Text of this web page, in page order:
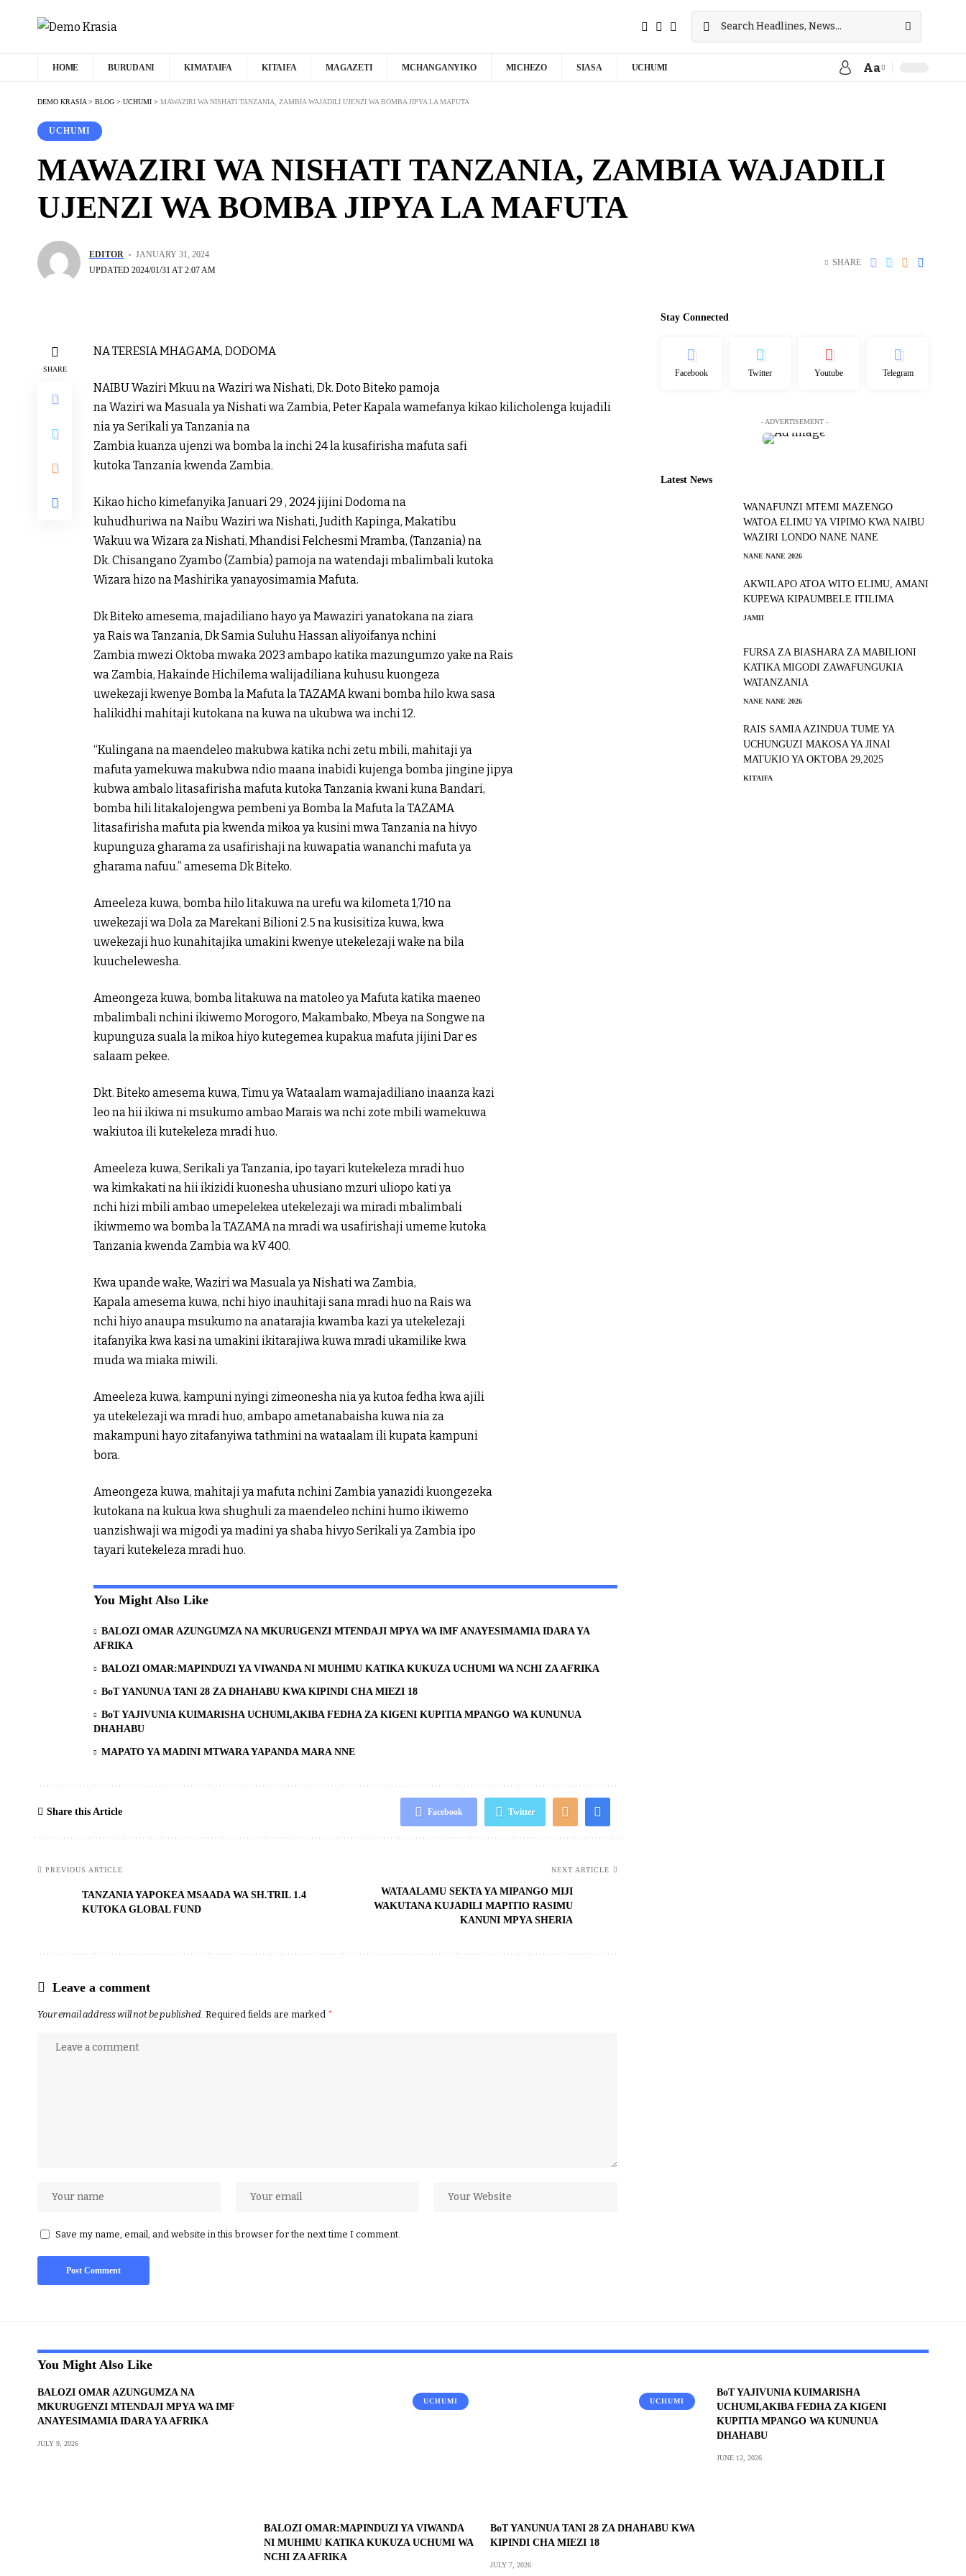
HOME BURUDANI KIMATAIFA KITAIFA MAGAZETI MCHANGANYIKO MICHEZO SIASA UCHUMI Aa
DEMO KRASIA > BLOG > UCHUMI > MAWAZIRI WA NISHATI TANZANIA, ZAMBIA WAJADILI UJENZI WA BOMBA JIPYA LA MAFUTA
UCHUMI
MAWAZIRI WA NISHATI TANZANIA, ZAMBIA WAJADILI
UJENZI WA BOMBA JIPYA LA MAFUTA
EDITOR
JANUARY 31, 2024
UPDATED 2024/01/31 AT 2:07 AM
SHARE
SHARE
NA TERESIA MHAGAMA, DODOMA
NAIBU Waziri Mkuu na Waziri wa Nishati, Dk. Doto Biteko pamoja
na Waziri wa Masuala ya Nishati wa Zambia, Peter Kapala wamefanya kikao kilicholenga kujadili
nia ya Serikali ya Tanzania na
Zambia kuanza ujenzi wa bomba la inchi 24 la kusafirisha mafuta safi
kutoka Tanzania kwenda Zambia.
Kikao hicho kimefanyika Januari 29 , 2024 jijini Dodoma na
kuhudhuriwa na Naibu Waziri wa Nishati, Judith Kapinga, Makatibu
Wakuu wa Wizara za Nishati, Mhandisi Felchesmi Mramba, (Tanzania) na
Dk. Chisangano Zyambo (Zambia) pamoja na watendaji mbalimbali kutoka
Wizara hizo na Mashirika yanayosimamia Mafuta.
Dk Biteko amesema, majadiliano hayo ya Mawaziri yanatokana na ziara
ya Rais wa Tanzania, Dk Samia Suluhu Hassan aliyoifanya nchini
Zambia mwezi Oktoba mwaka 2023 ambapo katika mazungumzo yake na Rais
wa Zambia, Hakainde Hichilema walijadiliana kuhusu kuongeza
uwekezaji kwenye Bomba la Mafuta la TAZAMA kwani bomba hilo kwa sasa
halikidhi mahitaji kutokana na kuwa na ukubwa wa inchi 12.
“Kulingana na maendeleo makubwa katika nchi zetu mbili, mahitaji ya
mafuta yamekuwa makubwa ndio maana inabidi kujenga bomba jingine jipya
kubwa ambalo litasafirisha mafuta kutoka Tanzania kwani kuna Bandari,
bomba hili litakalojengwa pembeni ya Bomba la Mafuta la TAZAMA
litasafirisha mafuta pia kwenda mikoa ya kusini mwa Tanzania na hivyo
kupunguza gharama za usafirishaji na kuwapatia wananchi mafuta ya
gharama nafuu.” amesema Dk Biteko.
Ameeleza kuwa, bomba hilo litakuwa na urefu wa kilometa 1,710 na
uwekezaji wa Dola za Marekani Bilioni 2.5 na kusisitiza kuwa, kwa
uwekezaji huo kunahitajika umakini kwenye utekelezaji wake na bila
kuuchelewesha.
Ameongeza kuwa, bomba litakuwa na matoleo ya Mafuta katika maeneo
mbalimbali nchini ikiwemo Morogoro, Makambako, Mbeya na Songwe na
kupunguza suala la mikoa hiyo kutegemea kupakua mafuta jijini Dar es
salaam pekee.
Dkt. Biteko amesema kuwa, Timu ya Wataalam wamajadiliano inaanza kazi
leo na hii ikiwa ni msukumo ambao Marais wa nchi zote mbili wamekuwa
wakiutoa ili kutekeleza mradi huo.
Ameeleza kuwa, Serikali ya Tanzania, ipo tayari kutekeleza mradi huo
wa kimkakati na hii ikizidi kuonesha uhusiano mzuri uliopo kati ya
nchi hizi mbili ambao umepelekea utekelezaji wa miradi mbalimbali
ikiwmemo wa bomba la TAZAMA na mradi wa usafirishaji umeme kutoka
Tanzania kwenda Zambia wa kV 400.
Kwa upande wake, Waziri wa Masuala ya Nishati wa Zambia,
Kapala amesema kuwa, nchi hiyo inauhitaji sana mradi huo na Rais wa
nchi hiyo anaupa msukumo na anatarajia kwamba kazi ya utekelezaji
itafanyika kwa kasi na umakini ikitarajiwa kuwa mradi ukamilike kwa
muda wa miaka miwili.
Ameeleza kuwa, kampuni nyingi zimeonesha nia ya kutoa fedha kwa ajili
ya utekelezaji wa mradi huo, ambapo ametanabaisha kuwa nia za
makampuni hayo zitafanyiwa tathmini na wataalam ili kupata kampuni
bora.
Ameongeza kuwa, mahitaji ya mafuta nchini Zambia yanazidi kuongezeka
kutokana na kukua kwa shughuli za maendeleo nchini humo ikiwemo
uanzishwaji wa migodi ya madini ya shaba hivyo Serikali ya Zambia ipo
tayari kutekeleza mradi huo.
You Might Also Like
BALOZI OMAR AZUNGUMZA NA MKURUGENZI MTENDAJI MPYA WA IMF ANAYESIMAMIA IDARA YA
AFRIKA
BALOZI OMAR:MAPINDUZI YA VIWANDA NI MUHIMU KATIKA KUKUZA UCHUMI WA NCHI ZA AFRIKA
BoT YANUNUA TANI 28 ZA DHAHABU KWA KIPINDI CHA MIEZI 18
BoT YAJIVUNIA KUIMARISHA UCHUMI,AKIBA FEDHA ZA KIGENI KUPITIA MPANGO WA KUNUNUA
DHAHABU
MAPATO YA MADINI MTWARA YAPANDA MARA NNE
Share this Article Facebook Twitter
PREVIOUS ARTICLE
TANZANIA YAPOKEA MSAADA WA SH.TRIL 1.4
KUTOKA GLOBAL FUND
NEXT ARTICLE
WATAALAMU SEKTA YA MIPANGO MIJI
WAKUTANA KUJADILI MAPITIO RASIMU
KANUNI MPYA SHERIA
Leave a comment
Your email address will not be published. Required fields are marked *
Save my name, email, and website in this browser for the next time I comment.
Stay Connected
Facebook Twitter Youtube Telegram
- ADVERTISEMENT -
Latest News
WANAFUNZI MTEMI MAZENGO
WATOA ELIMU YA VIPIMO KWA NAIBU
WAZIRI LONDO NANE NANE
NANE NANE 2026
AKWILAPO ATOA WITO ELIMU, AMANI
KUPEWA KIPAUMBELE ITILIMA
JAMII
FURSA ZA BIASHARA ZA MABILIONI
KATIKA MIGODI ZAWAFUNGUKIA
WATANZANIA
NANE NANE 2026
RAIS SAMIA AZINDUA TUME YA
UCHUNGUZI MAKOSA YA JINAI
MATUKIO YA OKTOBA 29,2025
KITAIFA
You Might Also Like
BALOZI OMAR AZUNGUMZA NA
MKURUGENZI MTENDAJI MPYA WA IMF
ANAYESIMAMIA IDARA YA AFRIKA
JULY 9, 2026
UCHUMI
BALOZI OMAR:MAPINDUZI YA VIWANDA
NI MUHIMU KATIKA KUKUZA UCHUMI WA
NCHI ZA AFRIKA
UCHUMI
BoT YANUNUA TANI 28 ZA DHAHABU KWA
KIPINDI CHA MIEZI 18
JULY 7, 2026
BoT YAJIVUNIA KUIMARISHA
UCHUMI,AKIBA FEDHA ZA KIGENI
KUPITIA MPANGO WA KUNUNUA
DHAHABU
JUNE 12, 2026